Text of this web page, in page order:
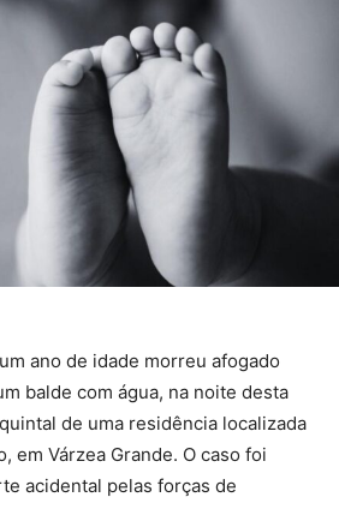
ano de idade morreu afogado
balde com água, na noite desta
de uma residência localizada
em Várzea Grande. O caso foi
acidental pelas forças de